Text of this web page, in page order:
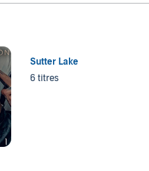
Sutter Lake
6 titres